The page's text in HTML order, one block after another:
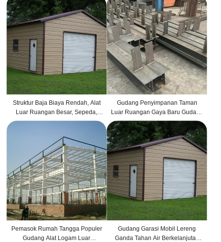
Bangunan Struktur Tahan Air
Struktur Baja Biaya Rendah, Alat
Luar Ruangan Besar, Sepeda,
Halaman Belakang, Taman,
Baja
Gudang Penyimpanan Taman
Luar Ruangan Gaya Baru Gudang
Baja Logam Kustom
Pemasok Rumah Tangga Populer
Gudang Alat Logam Luar
Gudang Garasi Mobil Lereng
Ganda Tahan Air Berkelanjutan